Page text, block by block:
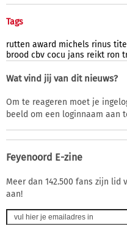
Tags
rutten award michels rinus
brood cbv cocu jans reikt ron
Wat vind jij van dit nieuws?
Om te reageren moet je
beeld om een loginnaam aan
Feyenoord E-zine
Meer dan 142.500 fans zijn lid
aan!